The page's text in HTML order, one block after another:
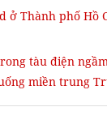
ở Thành phố Hồ
tàu điện
miền trung